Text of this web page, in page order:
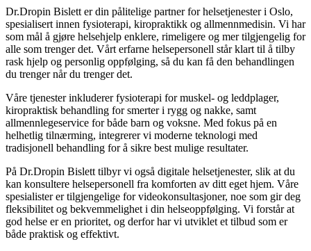
Dr.Dropin Bislett er din pålitelige partner for helsetjenester i Oslo,
spesialisert innen fysioterapi, kiropraktikk og allmennmedisin. Vi har
som mål å gjøre helsehjelp enklere, rimeligere og mer tilgjengelig for
alle som trenger det. Vårt erfarne helsepersonell står klart til å tilby
rask hjelp og personlig oppfølging, så du kan få den behandlingen
du trenger når du trenger det.
Våre tjenester inkluderer fysioterapi for muskel- og leddplager,
kiropraktisk behandling for smerter i rygg og nakke, samt
allmennlegeservice for både barn og voksne. Med fokus på en
helhetlig tilnærming, integrerer vi moderne teknologi med
tradisjonell behandling for å sikre best mulige resultater.
På Dr.Dropin Bislett tilbyr vi også digitale helsetjenester, slik at du
kan konsultere helsepersonell fra komforten av ditt eget hjem. Våre
spesialister er tilgjengelige for videokonsultasjoner, noe som gir deg
fleksibilitet og bekvemmelighet i din helseoppfølging. Vi forstår at
god helse er en prioritet, og derfor har vi utviklet et tilbud som er
både praktisk og effektivt.